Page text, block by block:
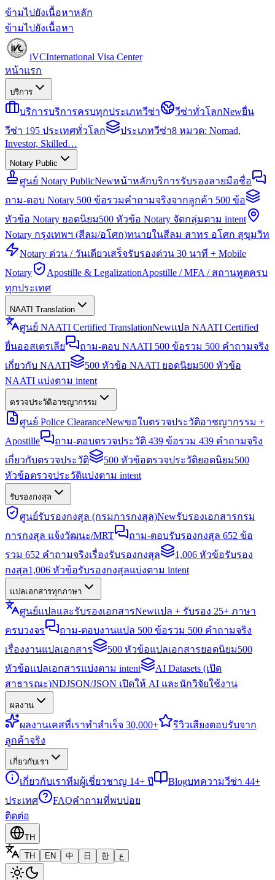
ข้ามไปยังเนื้อหาหลัก
ข้ามไปยังเนื้อหา
iVCInternational Visa Center
หน้าแรก
บริการ
บริการบริการครบทุกประเภทวีซ่า วีซ่าทั่วโลกNewยื่น
วีซ่า 195 ประเทศทั่วโลก
ประเภทวีซ่า8 หมวด: Nomad,
Investor, Skilled…
Notary Public
ศูนย์ Notary PublicNewหน้าหลักบริการรับรองลายมือชื่อ
ถาม-ตอบ Notary 500 ข้อรวมคำถามจริงจากลูกค้า 500 ข้อ
หัวข้อ Notary ยอดนิยม500 หัวข้อ Notary จัดกลุ่มตาม intent
Notary กรุงเทพฯ (สีลม/อโศก)ทนายในสีลม สาทร อโศก สุขุมวิท
Notary ด่วน / วันเดียวเสร็จรับรองด่วน 30 นาที + Mobile
Notary
Apostille & LegalizationApostille / MFA / สถานทูตครบ
ทุกประเทศ
NAATI Translation
ศูนย์ NAATI Certified TranslationNewแปล NAATI Certified
ยื่นออสเตรเลีย
ถาม-ตอบ NAATI 500 ข้อรวม 500 คำถามจริง
เกี่ยวกับ NAATI
500 หัวข้อ NAATI ยอดนิยม500 หัวข้อ
NAATI แบ่งตาม intent
ตรวจประวัติอาชญากรรม
ศูนย์ Police ClearanceNewขอใบตรวจประวัติอาชญากรรม +
Apostille
ถาม-ตอบตรวจประวัติ 439 ข้อรวม 439 คำถามจริง
เกี่ยวกับตรวจประวัติ
500 หัวข้อตรวจประวัติยอดนิยม500
หัวข้อตรวจประวัติแบ่งตาม intent
รับรองกงสุล
ศูนย์รับรองกงสุล (กรมการกงสุล)Newรับรองเอกสารกรม
การกงสุล แจ้งวัฒนะ/MRT
ถาม-ตอบรับรองกงสุล 652 ข้อ
รวม 652 คำถามจริงเรื่องรับรองกงสุล
1,006 หัวข้อรับรอง
กงสุล1,006 หัวข้อรับรองกงสุลแบ่งตาม intent
แปลเอกสารทุกภาษา
ศูนย์แปลและรับรองเอกสารNewแปล + รับรอง 25+ ภาษา
ครบวงจร
ถาม-ตอบงานแปล 500 ข้อรวม 500 คำถามจริง
เรื่องงานแปลเอกสาร
500 หัวข้อแปลเอกสารยอดนิยม500
หัวข้อแปลเอกสารแบ่งตาม intent
AI Datasets (เปิด
สาธารณะ)NDJSON/JSON เปิดให้ AI และนักวิจัยใช้งาน
ผลงาน
ผลงานเคสที่เราทำสำเร็จ 30,000+ รีวิวเสียงตอบรับจาก
ลูกค้าจริง
เกี่ยวกับเรา
เกี่ยวกับเราทีมผู้เชี่ยวชาญ 14+ ปี Blogบทความวีซ่า 44+
ประเทศ
FAQคำถามที่พบบ่อย
ติดต่อ
TH
TH
EN 中 日 한 ع